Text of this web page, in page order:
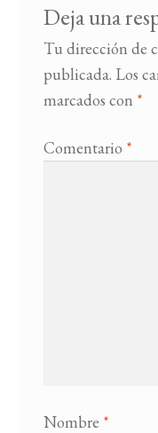
Deja una
Tu dirección de
publicada. Los
marcados con *
Comentario *
Nombre *